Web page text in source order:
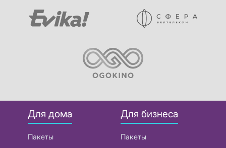
Для дома
Пакеты
Для бизнеса
Пакеты